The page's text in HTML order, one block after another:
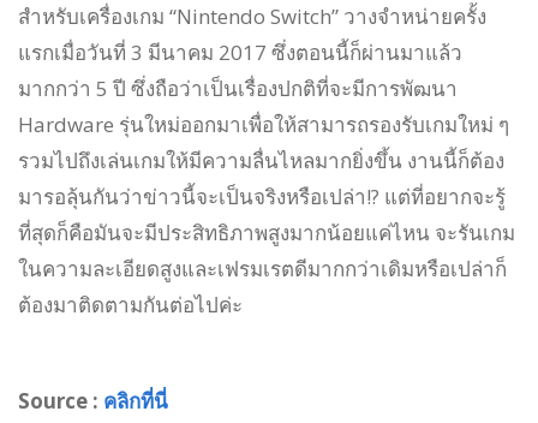
สำหรับเครื่องเกม “Nintendo Switch” วางจำหน่ายครั้ง
แรกเมื่อวันที่ 3 มีนาคม 2017 ซึ่งตอนนี้ก็ผ่านมาแล้ว
มากกว่า 5 ปี ซึ่งถือว่าเป็นเรื่องปกติที่จะมีการพัฒนา
Hardware รุ่นใหม่ออกมาเพื่อให้สามารถรองรับเกมใหม่ ๆ
รวมไปถึงเล่นเกมให้มีความลื่นไหลมากยิ่งขึ้น งานนี้ก็ต้อง
มารอลุ้นกันว่าข่าวนี้จะเป็นจริงหรือเปล่า!? แต่ที่อยากจะรู้
ที่สุดก็คือมันจะมีประสิทธิภาพสูงมากน้อยแค่ไหน จะรันเกม
ในความละเอียดสูงและเฟรมเรตดีมากกว่าเดิมหรือเปล่าก็
ต้องมาติดตามกันต่อไปค่ะ
Source : คลิกที่นี่